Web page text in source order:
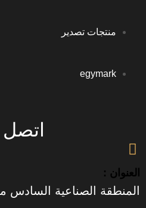
تصدير
اتصل بنا
الصناعية السادس من اكتوبر